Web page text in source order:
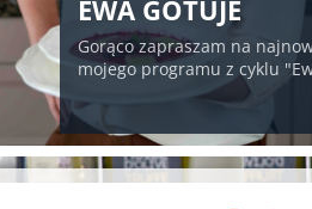
EWA GOTUJE
Gorąco zapraszam na
mojego programu z cyklu